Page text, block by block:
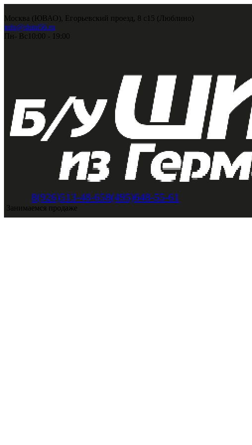
Москва (ЮВАО), Егорьевский проезд, 8 с15 (Люблино)
info@shini56.ru
Пн- Вс 10:00 - 19:00
8(926)513-48-658(495)648-55-61
Занимаемся продаже